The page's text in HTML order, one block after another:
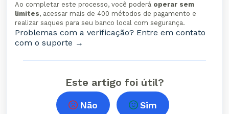
Ao completar este processo, você poderá operar sem
limites, acessar mais de 400 métodos de pagamento e
realizar saques para seu banco local com segurança.
Problemas com a verificação? Entre em contato
com o suporte →
Este artigo foi útil?
Não Sim